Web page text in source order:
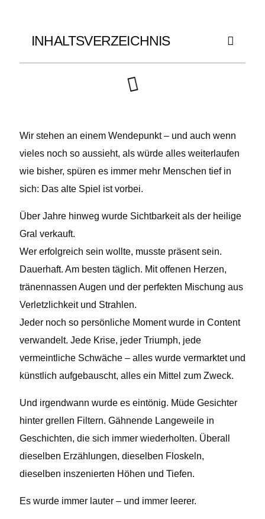
INHALTSVERZEICHNIS
Wir stehen an einem Wendepunkt – und auch wenn
vieles noch so aussieht, als würde alles weiterlaufen
wie bisher, spüren es immer mehr Menschen tief in
sich: Das alte Spiel ist vorbei.
Über Jahre hinweg wurde Sichtbarkeit als der heilige
Gral verkauft.
Wer erfolgreich sein wollte, musste präsent sein.
Dauerhaft. Am besten täglich. Mit offenen Herzen,
tränennassen Augen und der perfekten Mischung aus
Verletzlichkeit und Strahlen.
Jeder noch so persönliche Moment wurde in Content
verwandelt. Jede Krise, jeder Triumph, jede
vermeintliche Schwäche – alles wurde vermarktet und
künstlich aufgebauscht, alles ein Mittel zum Zweck.
Und irgendwann wurde es eintönig. Müde Gesichter
hinter grellen Filtern. Gähnende Langeweile in
Geschichten, die sich immer wiederholten. Überall
dieselben Erzählungen, dieselben Floskeln,
dieselben inszenierten Höhen und Tiefen.
Es wurde immer lauter – und immer leerer.